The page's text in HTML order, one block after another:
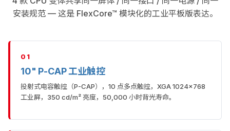
安装规范 — 这是 FlexCore™ 模块化的工业平板版表达。
01
10" P-CAP 工业触控
投射式电容触控（P-CAP），10 点多点触控，XGA 1024×768
工业屏，350 cd/m² 亮度，50,000 小时背光寿命。